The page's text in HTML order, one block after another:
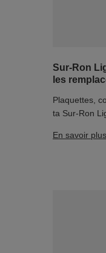
Sur-Ron
les
Plaquettes,
ta Sur-Ron
En savoir plus